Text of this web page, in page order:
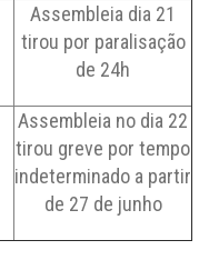
Assembleia dia 21
tirou por paralisação
de 24h
Assembleia no dia 22
tirou greve por tempo
indeterminado a partir
de 27 de junho